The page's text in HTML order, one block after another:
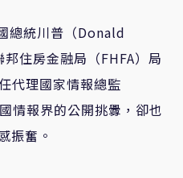
總統川普（Donald
住房金融局（FHFA）局
代理國家情報總監
情報界的公開挑釁，卻也
振奮。